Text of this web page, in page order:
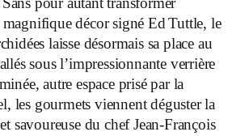
décor signé Ed Tuttle, le
laisse désormais sa place au
sous l’impressionnante verrière
autre espace prisé par la
les gourmets viennent déguster la
savoureuse du chef Jean-François